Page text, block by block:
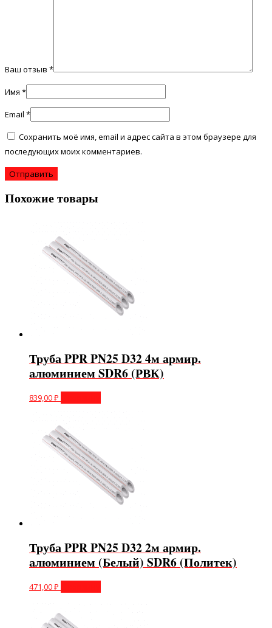
Ваш отзыв *
Имя *
Email *
Сохранить моё имя, email и адрес сайта в этом браузере для
последующих моих комментариев.
Похожие товары
Труба PPR PN25 D32 4м армир.
алюминием SDR6 (РВК)
839,00₽
Труба PPR PN25 D32 2м армир.
алюминием (Белый) SDR6 (Политек)
471,00₽